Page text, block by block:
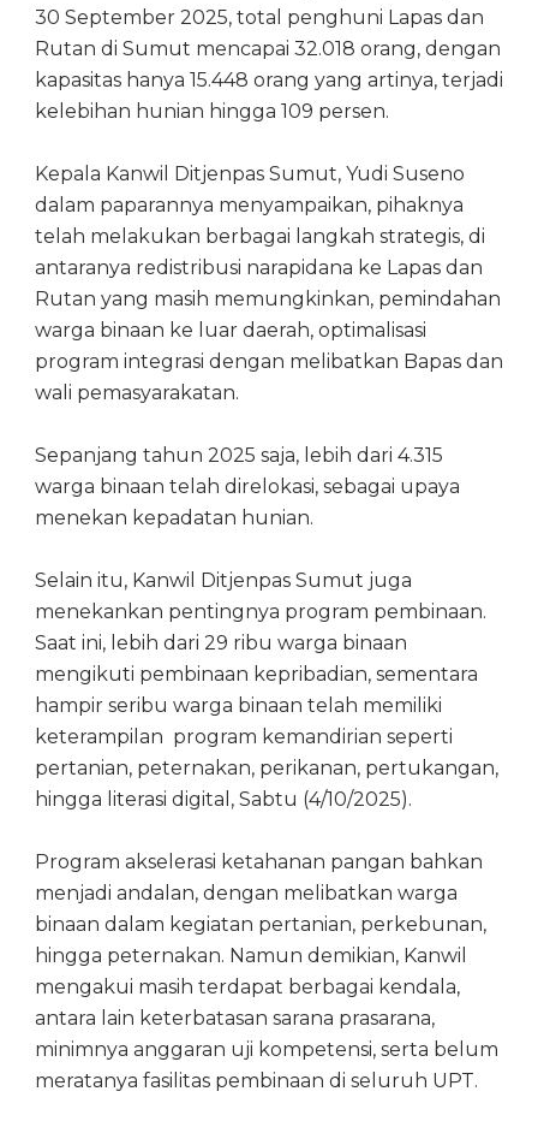
30 September 2025, total penghuni Lapas dan
Rutan di Sumut mencapai 32.018 orang, dengan
kapasitas hanya 15.448 orang yang artinya, terjadi
kelebihan hunian hingga 109 persen.
Kepala Kanwil Ditjenpas Sumut, Yudi Suseno
dalam paparannya menyampaikan, pihaknya
telah melakukan berbagai langkah strategis, di
antaranya redistribusi narapidana ke Lapas dan
Rutan yang masih memungkinkan, pemindahan
warga binaan ke luar daerah, optimalisasi
program integrasi dengan melibatkan Bapas dan
wali pemasyarakatan.
Sepanjang tahun 2025 saja, lebih dari 4.315
warga binaan telah direlokasi, sebagai upaya
menekan kepadatan hunian.
Selain itu, Kanwil Ditjenpas Sumut juga
menekankan pentingnya program pembinaan.
Saat ini, lebih dari 29 ribu warga binaan
mengikuti pembinaan kepribadian, sementara
hampir seribu warga binaan telah memiliki
keterampilan program kemandirian seperti
pertanian, peternakan, perikanan, pertukangan,
hingga literasi digital, Sabtu (4/10/2025).
Program akselerasi ketahanan pangan bahkan
menjadi andalan, dengan melibatkan warga
binaan dalam kegiatan pertanian, perkebunan,
hingga peternakan. Namun demikian, Kanwil
mengakui masih terdapat berbagai kendala,
antara lain keterbatasan sarana prasarana,
minimnya anggaran uji kompetensi, serta belum
meratanya fasilitas pembinaan di seluruh UPT.